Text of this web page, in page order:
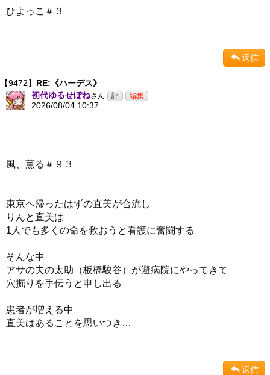
ひよっこ＃３
返信
【9472】 RE:《ハーデス》
初代ゆるせぽねさん
2026/08/04 10:37
風、薫る＃９３
東京へ帰ったはずの直美が合流し
りんと直美は
1人でも多くの命を救おうと看護に奮闘する
そんな中
アサの夫の太助（板橋駿谷）が避病院にやってきて
穴掘りを手伝うと申し出る
患者が増える中
直美はあることを思いつき…
返信